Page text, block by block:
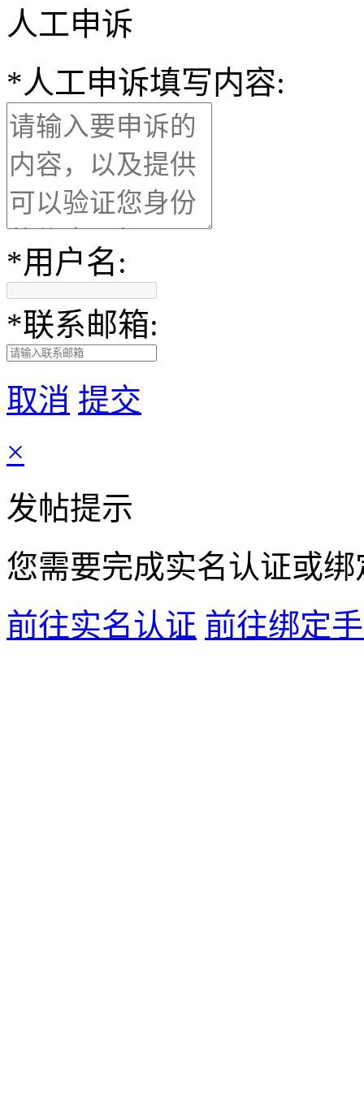
人工申诉
*人工申诉填写内容:
*用户名:
*联系邮箱:
取消 提交
×
发帖提示
您需要完成实名认证或绑
前往实名认证 前往绑定